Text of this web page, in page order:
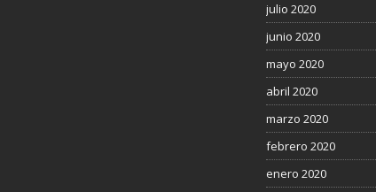
julio 2020
junio 2020
mayo 2020
abril 2020
marzo 2020
febrero 2020
enero 2020